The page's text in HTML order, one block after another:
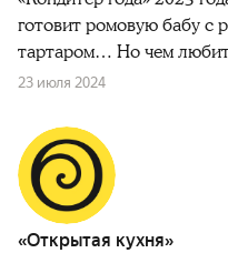
готовит ромовую бабу с
тартаром… Но чем
23 июля 2024
«Открытая кухня»